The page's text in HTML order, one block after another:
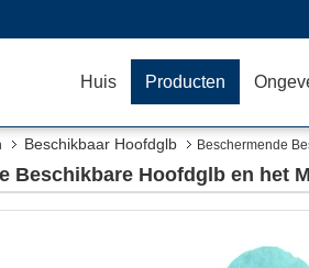
Huis Producten
Beschikbaar Hoofdglb Beschermende
Beschikbare Hoofdglb en het